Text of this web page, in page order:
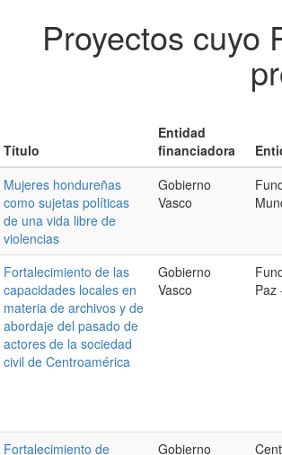
Proyectos cuyo
Título
Entidad
financiadora
Mujeres hondureñas
como sujetas políticas
de una vida libre de
violencias
Gobierno
Vasco
Fortalecimiento de las
capacidades locales en
materia de archivos y de
abordaje del pasado de
actores de la sociedad
civil de Centroamérica
Gobierno
Vasco
Paz
Fortalecimiento de
Gobierno